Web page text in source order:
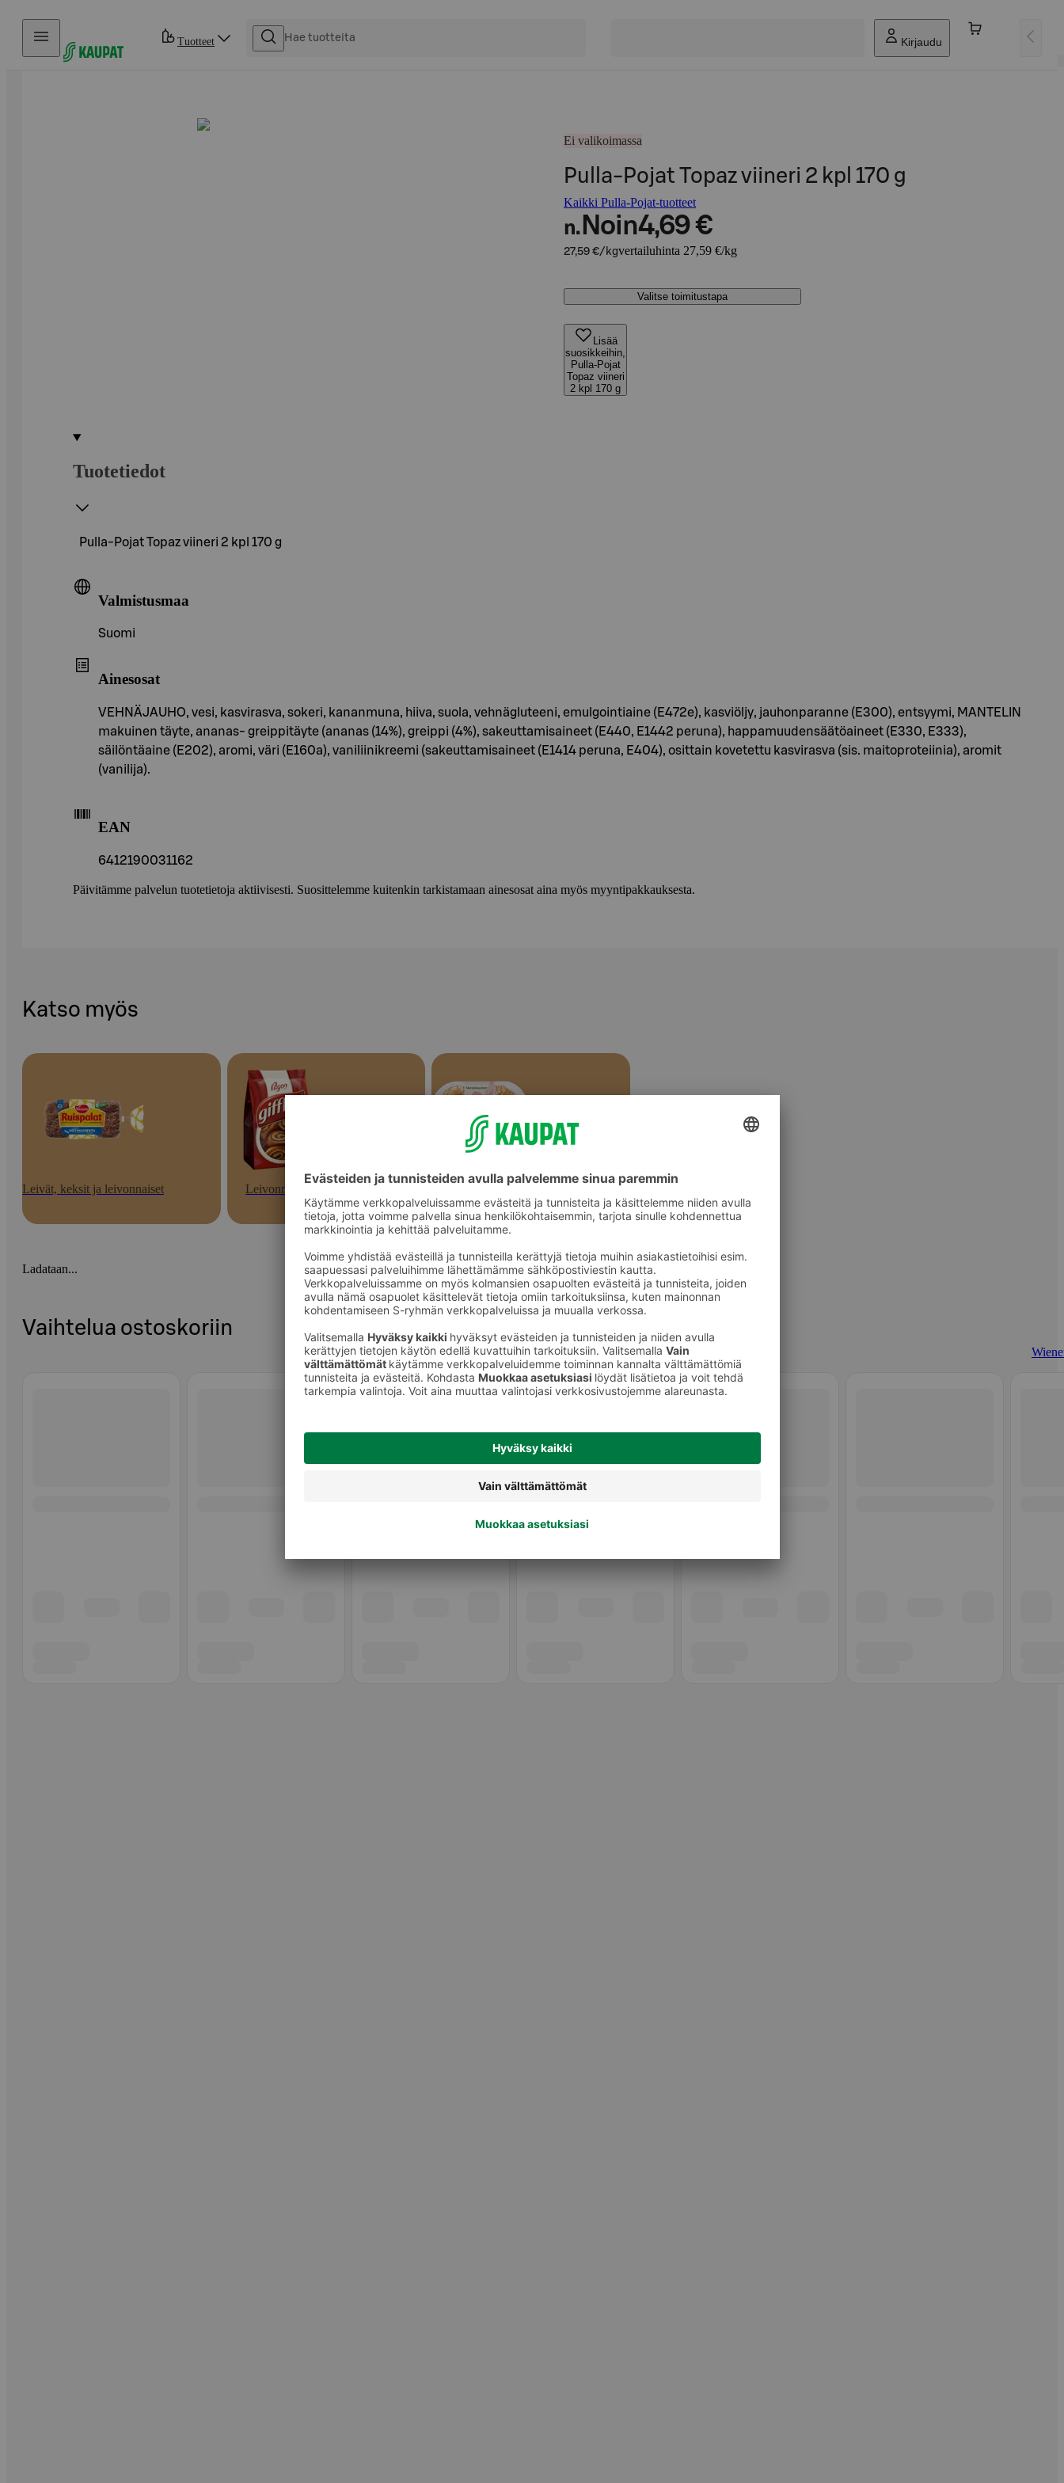
Hyppää sisältöön
Tuotteet Kirjaudu
Ei valikoimassa
Pulla-Pojat Topaz viineri 2 kpl 170 g
Kaikki Pulla-Pojat-tuotteet
n. Noin4,69 €
27,59 €/kgvertailuhinta 27,59 €/kg
Valitse toimitustapa
Lisää
suosikkeihin,
Pulla-Pojat
Topaz viineri
2 kpl 170 g
Tuotetiedot
Pulla-Pojat Topaz viineri 2 kpl 170 g
Valmistusmaa
Suomi
Ainesosat
VEHNÄJAUHO, vesi, kasvirasva, sokeri, kananmuna, hiiva, suola, vehnägluteeni, emulgointiaine (E472e), kasviöljy, jauhonparanne (E300), entsyymi, MANTELIN
makuinen täyte, ananas- greippitäyte (ananas (14%), greippi (4%), sakeuttamisaineet (E440, E1442 peruna), happamuudensäätöaineet (E330, E333),
säilöntäaine (E202), aromi, väri (E160a), vaniliinikreemi (sakeuttamisaineet (E1414 peruna, E404), osittain kovetettu kasvirasva (sis. maitoproteiinia), aromit
(vanilija).
EAN
6412190031162
Päivitämme palvelun tuotetietoja aktiivisesti. Suosittelemme kuitenkin tarkistamaan ainesosat aina myös myyntipakkauksesta.
Katso myös
Leivät, keksit ja leivonnaiset Leivonnaiset
Ladataan...
Vaihtelua ostoskoriin